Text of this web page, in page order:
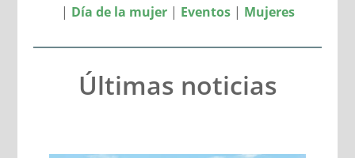
| Día de la mujer| Eventos| Mujeres
Últimas noticias